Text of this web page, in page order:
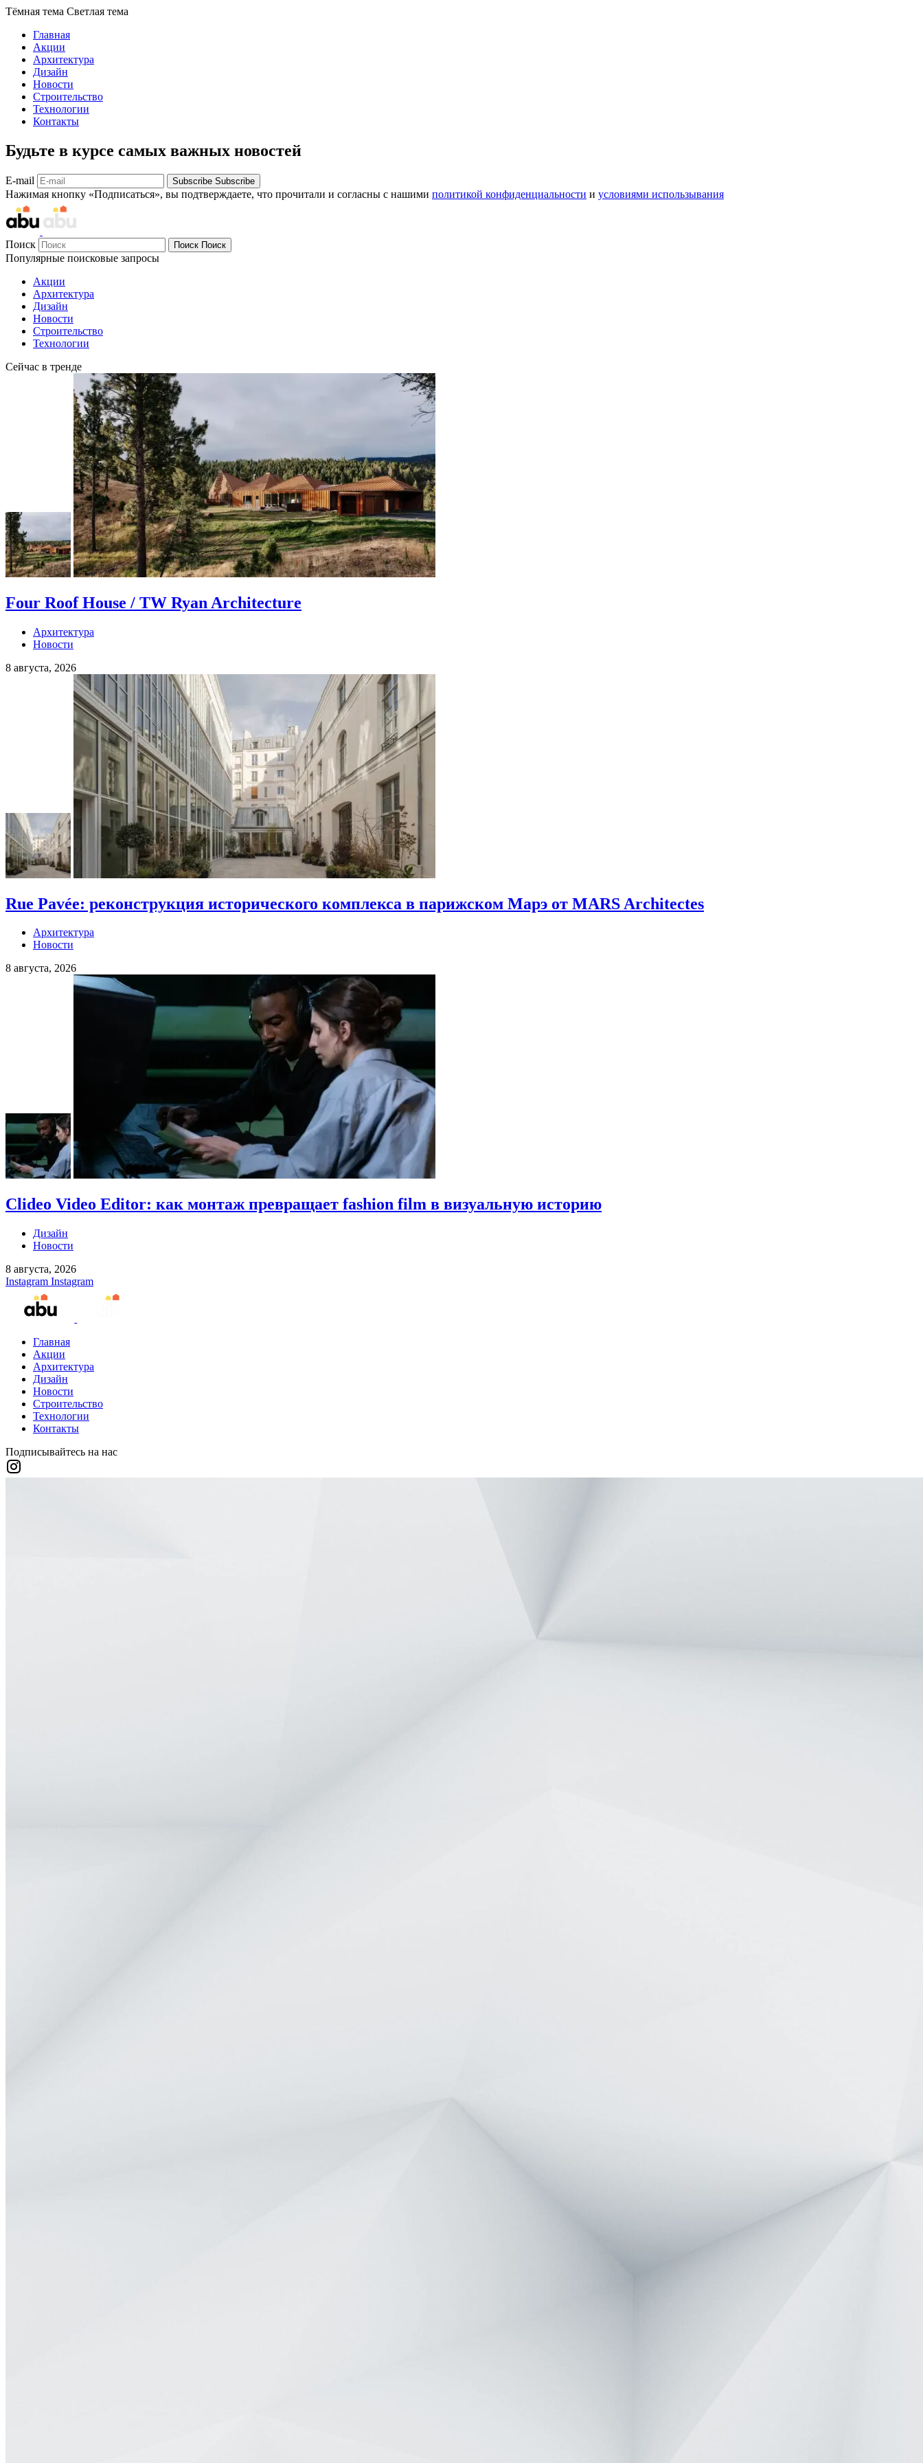
Тёмная тема Светлая тема
Главная
Акции
Архитектура
Дизайн
Новости
Строительство
Технологии
Контакты
Будьте в курсе самых важных новостей
E-mail Subscribe Subscribe
Нажимая кнопку «Подписаться», вы подтверждаете, что прочитали и согласны с нашими политикой конфиденциальности и условиями использывания
Поиск Поиск Поиск
Популярные поисковые запросы
Акции
Архитектура
Дизайн
Новости
Строительство
Технологии
Сейчас в тренде
Four Roof House / TW Ryan Architecture
Архитектура
Новости
8 августа, 2026
Rue Pavée: реконструкция исторического комплекса в парижском Марэ от MARS Architectes
Архитектура
Новости
8 августа, 2026
Clideo Video Editor: как монтаж превращает fashion film в визуальную историю
Дизайн
Новости
8 августа, 2026
Instagram Instagram
Главная
Акции
Архитектура
Дизайн
Новости
Строительство
Технологии
Контакты
Подписывайтесь на нас